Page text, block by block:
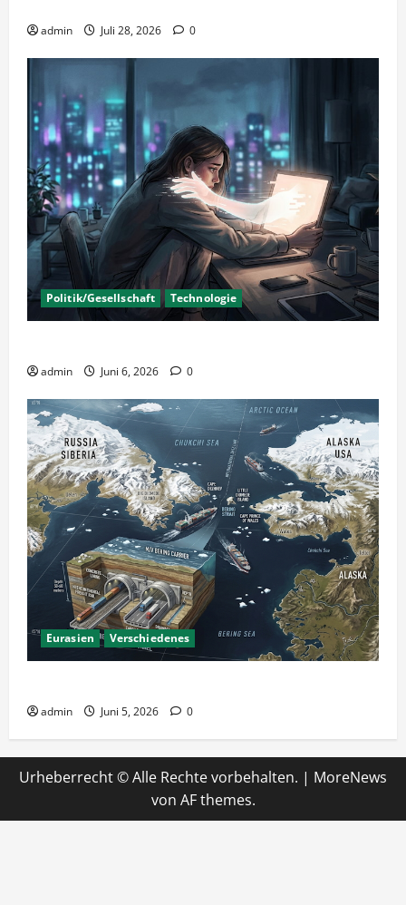
admin Juli 28, 2026 0
Politik/Gesellschaft Technologie
admin Juni 6, 2026 0
Eurasien Verschiedenes
admin Juni 5, 2026 0
Urheberrecht © Alle Rechte vorbehalten. | MoreNews
von AF themes.